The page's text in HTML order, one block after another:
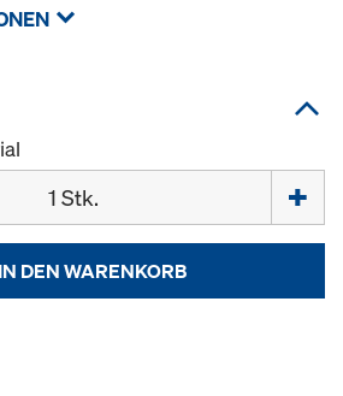
IN DEN WARENKORB